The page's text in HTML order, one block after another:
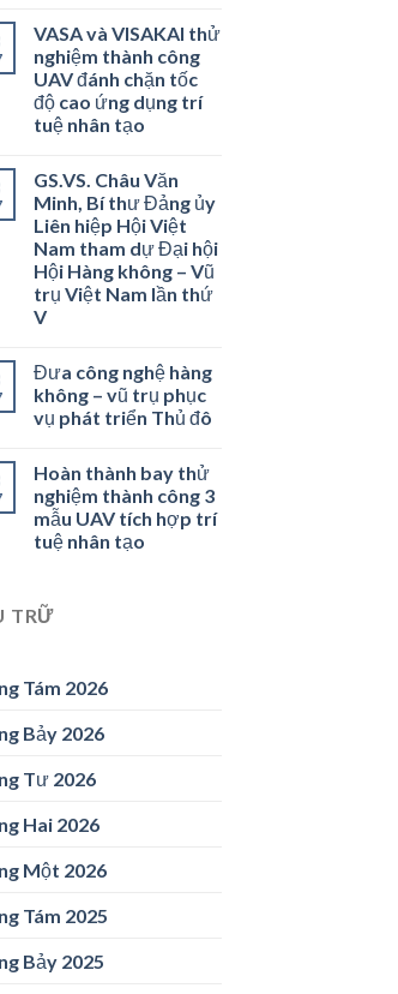
VASA và VISAKAI thử
nghiệm thành công
UAV đánh chặn tốc
độ cao ứng dụng trí
tuệ nhân tạo
GS.VS. Châu Văn
Minh, Bí thư Đảng ủy
Liên hiệp Hội Việt
Nam tham dự Đại hội
Hội Hàng không – Vũ
trụ Việt Nam lần thứ
V
Đưa công nghệ hàng
không – vũ trụ phục
vụ phát triển Thủ đô
Hoàn thành bay thử
nghiệm thành công 3
mẫu UAV tích hợp trí
tuệ nhân tạo
TRỮ
Tám 2026
Bảy 2026
Tư 2026
Hai 2026
Một 2026
Tám 2025
Bảy 2025